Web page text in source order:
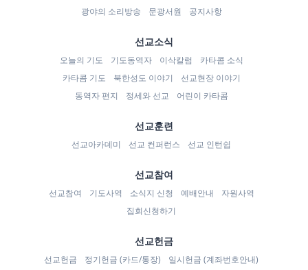
광야의 소리방송
문광서원 공지사항
선교소식
오늘의 기도 기도동역자 이삭칼럼
카타콤 소식
카타콤 기도
북한성도 이야기
선교현장 이야기
동역자 편지
정세와 선교 어린이 카타콤
선교훈련
선교아카데미 선교 컨퍼런스 선교 인턴쉽
선교참여
선교참여 기도사역 소식지 신청 예배안내
자원사역
집회신청하기
선교헌금
선교헌금 정기헌금 (카드/통장)
일시헌금 (계좌번호안내)